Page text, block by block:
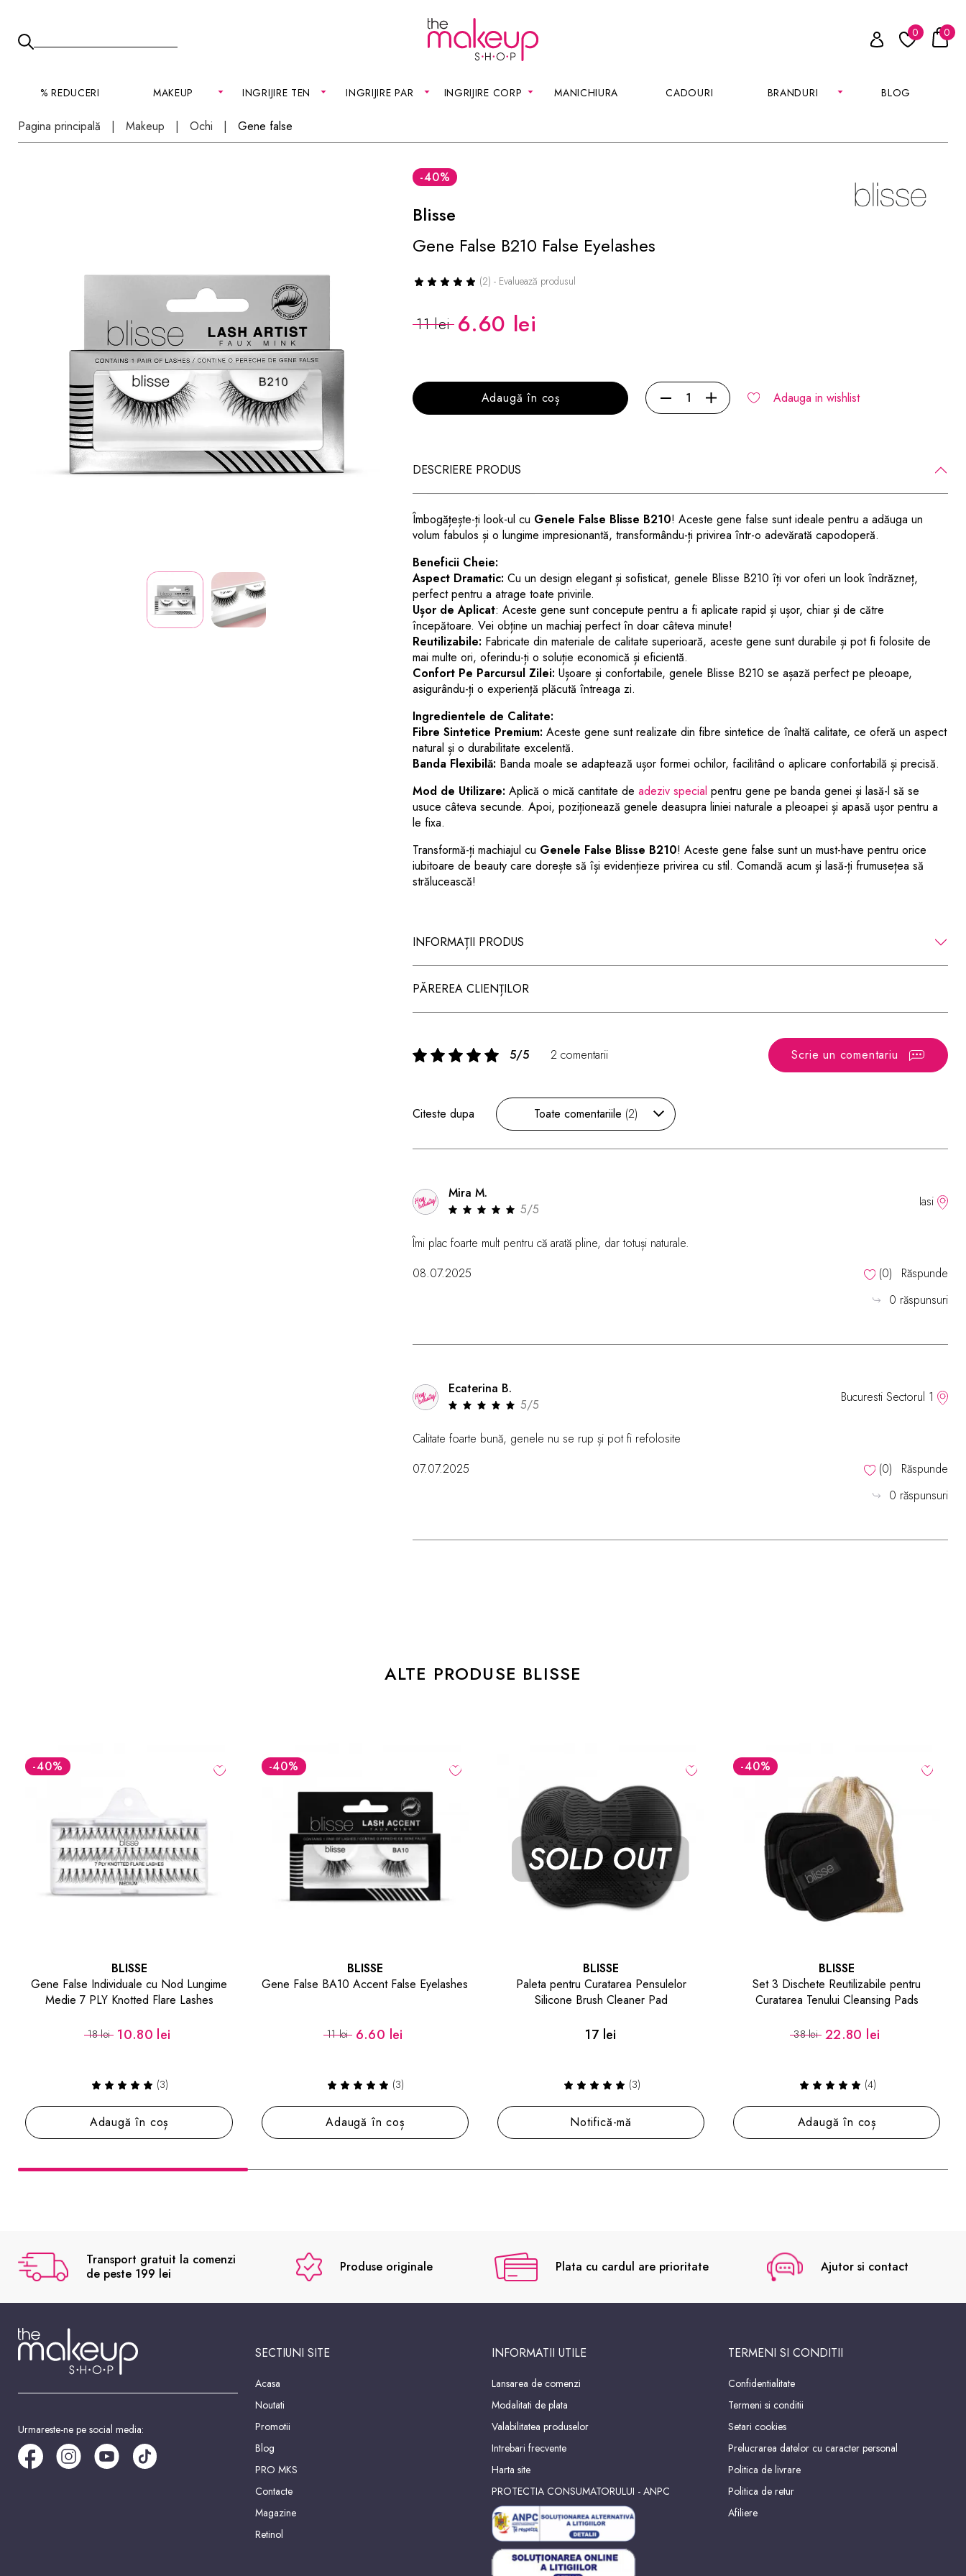
0 0
% REDUCERI MAKEUP INGRIJIRE TEN INGRIJIRE PAR INGRIJIRE CORP MANICHIURA CADOURI BRANDURI BLOG
Pagina principală Makeup Ochi Gene false
-40%
Blisse
Gene False B210 False Eyelashes
(2) - Evaluează produsul
11 lei 6.60 lei
Adaugă în coș Adauga in wishlist
DESCRIERE PRODUS
Îmbogățește-ți look-ul cu Genele False Blisse B210! Aceste gene false sunt ideale pentru a adăuga un
volum fabulos și o lungime impresionantă, transformându-ți privirea într-o adevărată capodoperă.
Beneficii Cheie:
Aspect Dramatic: Cu un design elegant și sofisticat, genele Blisse B210 îți vor oferi un look îndrăzneț,
perfect pentru a atrage toate privirile.
Ușor de Aplicat: Aceste gene sunt concepute pentru a fi aplicate rapid și ușor, chiar și de către
începătoare. Vei obține un machiaj perfect în doar câteva minute!
Reutilizabile: Fabricate din materiale de calitate superioară, aceste gene sunt durabile și pot fi folosite de
mai multe ori, oferindu-ți o soluție economică și eficientă.
Confort Pe Parcursul Zilei: Ușoare și confortabile, genele Blisse B210 se așază perfect pe pleoape,
asigurându-ți o experiență plăcută întreaga zi.
Ingredientele de Calitate:
Fibre Sintetice Premium: Aceste gene sunt realizate din fibre sintetice de înaltă calitate, ce oferă un aspect
natural și o durabilitate excelentă.
Banda Flexibilă: Banda moale se adaptează ușor formei ochilor, facilitând o aplicare confortabilă și precisă.
Mod de Utilizare: Aplică o mică cantitate deadeziv special pentru gene pe banda genei și lasă-l să se
usuce câteva secunde. Apoi, poziționează genele deasupra liniei naturale a pleoapei și apasă ușor pentru a
le fixa.
Transformă-ți machiajul cu Genele False Blisse B210! Aceste gene false sunt un must-have pentru orice
iubitoare de beauty care dorește să își evidențieze privirea cu stil.Comandă acum și lasă-ți frumusețea să
strălucească!
INFORMAȚII PRODUS
PĂREREA CLIENȚILOR
5/5 2 comentarii Scrie un comentariu
Citeste dupa Toate comentariile (2)
Mira M.
5/5
Iasi
Îmi plac foarte mult pentru că arată pline, dar totuși naturale.
08.07.2025
(0)
Răspunde
0 răspunsuri
Ecaterina B.
5/5
Bucuresti Sectorul 1
Calitate foarte bună, genele nu se rup și pot fi refolosite
07.07.2025
(0)
Răspunde
0 răspunsuri
ALTE PRODUSE BLISSE
-40%
BLISSE
Gene False BA10 Accent False Eyelashes
11 lei 6.60 lei
(3)
Adaugă în coș
BLISSE
Paleta pentru Curatarea Pensulelor
17 lei
(3)
Notifică-mă
BLISSE
Set 3 Dischete Reutilizabile pentru
Curatarea Tenului Cleansing Pads
38 lei 22.80 lei
(4)
Adaugă în coș
-40%
BLISSE
Gene False Individuale cu Nod Diverse
Lungimi 10 PLY Knotted Flare Lashes
23 lei 13.80 lei
(2)
Adaugă în coș
Transport gratuit la comenzi
de peste 199 lei
Produse originale Plata cu cardul are prioritate Ajutor si contact
Urmareste-ne pe social media:
SECTIUNI SITE
Acasa
Noutati
Promotii
Blog
PRO MKS
Contacte
Magazine
Retinol
INFORMATII UTILE
Lansarea de comenzi
Modalitati de plata
Valabilitatea produselor
Intrebari frecvente
Harta site
PROTECTIA CONSUMATORULUI - ANPC
TERMENI SI CONDITII
Confidentialitate
Termeni si conditii
Setari cookies
Prelucrarea datelor cu caracter personal
Politica de livrare
Politica de retur
Afiliere